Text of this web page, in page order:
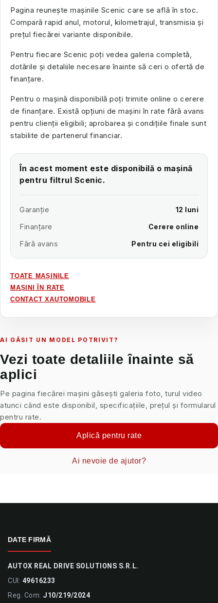
Pagina reunește mașinile Scenic care se află în stoc.
Compară rapid anul, motorul, kilometrajul, transmisia și
prețul fiecărei variante disponibile.
Pentru fiecare Scenic poți vedea galeria completă,
dotările și detaliile necesare înainte să ceri o ofertă de
finanțare.
Pentru o mașină disponibilă poți trimite online o cerere
de finanțare. Există opțiuni de mașini în rate fără avans
pentru clienții eligibili; aprobarea și condițiile finale sunt
stabilite de partenerul financiar.
În acest moment este disponibilă o mașină
pentru filtrul Scenic.
Garanție 12 luni
Finanțare Cerere online
Fără avans Pentru cei eligibili
TOATE MAȘINILE
MAȘINI ÎN RATE
CONTACT XAUTOMOBILE
AI GĂSIT UN MODEL POTRIVIT?
Vezi toate detaliile înainte să
aplici
Pe pagina fiecărei mașini găsești galeria foto, turul video
atunci când este disponibil, specificațiile, prețul și formularul
pentru rate.
Aplică pentru rate
Ai nevoie de ajutor?
DATE FIRMĂ
AUTOX REAL DRIVE SOLUTIONS S.R.L.
CUI: 49616233
Reg. Com: J10/219/2024